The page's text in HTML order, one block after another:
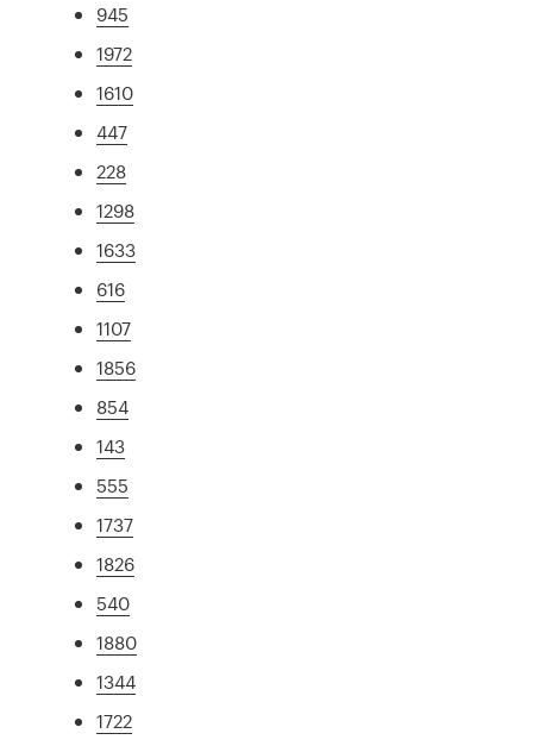
945
1972
1610
447
228
1298
1633
616
1107
1856
854
143
555
1737
1826
540
1880
1344
1722